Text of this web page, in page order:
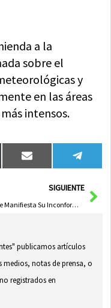
a la
sobre el
y
en las áreas
intensos.
Compartir
en
Email
en
SIGUIENTE
Albacete Manifiesta Su Inconformidad Hídrica en el 40° Congreso Nacional de Riegos
publicamos artículos
notas de prensa, o
registrados en